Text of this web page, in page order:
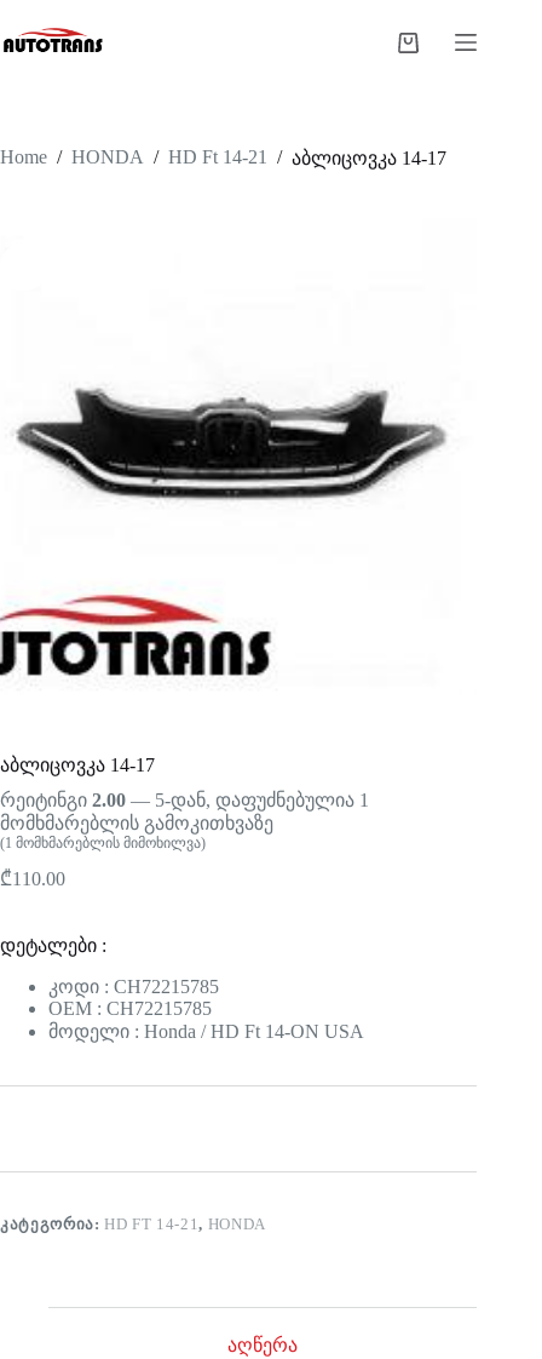
Home / HONDA / HD Ft 14-21 / აბლიცოვკა 14-17
აბლიცოვკა 14-17
რეიტინგი 2.00 — 5-დან, დაფუძნებულია 1
მომხმარებლის გამოკითხვაზე
(1 მომხმარებლის მიმოხილვა)
₾110.00
დეტალები :
კოდი : CH72215785
OEM : CH72215785
მოდელი : Honda / HD Ft 14-ON USA
ᲙᲐᲢᲔᲒᲝᲠᲘᲐ:HD FT 14-21, HONDA
აღწერა